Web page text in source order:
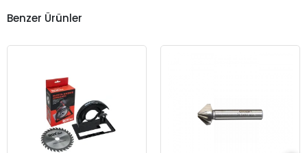
Benzer Ürünler